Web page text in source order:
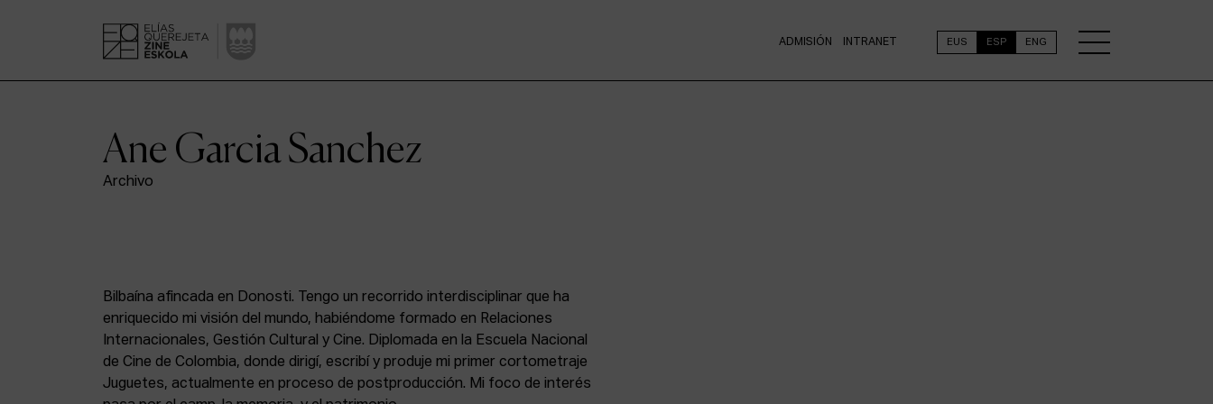
ADMISIÓN INTRANET EUS ESP ENG
Ane Garcia Sanchez
Archivo
Bilbaína afincada en Donosti. Tengo un recorrido interdisciplinar que ha
enriquecido mi visión del mundo, habiéndome formado en Relaciones
Internacionales, Gestión Cultural y Cine. Diplomada en la Escuela Nacional
de Cine de Colombia, donde dirigí, escribí y produje mi primer cortometraje
Juguetes, actualmente en proceso de postproducción. Mi foco de interés